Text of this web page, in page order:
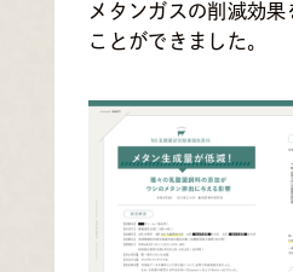
メタンガスの削減効
ことができました。